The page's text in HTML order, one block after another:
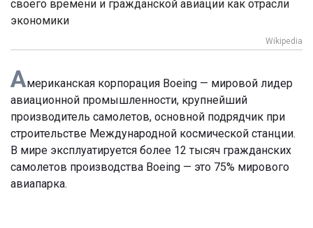
своего времени и гражданской авиации как отрасли
экономики
Wikipedia
Американская корпорация Boeing — мировой лидер
авиационной промышленности, крупнейший
производитель самолетов, основной подрядчик при
строительстве Международной космической станции.
В мире эксплуатируется более 12 тысяч гражданских
самолетов производства Boeing — это 75% мирового
авиапарка.